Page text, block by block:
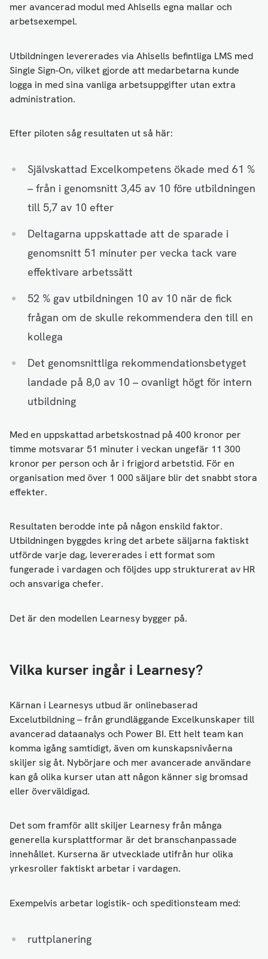
mer avancerad modul med Ahlsells egna mallar och
arbetsexempel.
Utbildningen levererades via Ahlsells befintliga LMS med
Single Sign-On, vilket gjorde att medarbetarna kunde
logga in med sina vanliga arbetsuppgifter utan extra
administration.
Efter piloten såg resultaten ut så här:
Självskattad Excelkompetens ökade med 61 %
– från i genomsnitt 3,45 av 10 före utbildningen
till 5,7 av 10 efter
Deltagarna uppskattade att de sparade i
genomsnitt 51 minuter per vecka tack vare
effektivare arbetssätt
52 % gav utbildningen 10 av 10 när de fick
frågan om de skulle rekommendera den till en
kollega
Det genomsnittliga rekommendationsbetyget
landade på 8,0 av 10 – ovanligt högt för intern
utbildning
Med en uppskattad arbetskostnad på 400 kronor per
timme motsvarar 51 minuter i veckan ungefär 11 300
kronor per person och år i frigjord arbetstid. För en
organisation med över 1 000 säljare blir det snabbt stora
effekter.
Resultaten berodde inte på någon enskild faktor.
Utbildningen byggdes kring det arbete säljarna faktiskt
utförde varje dag, levererades i ett format som
fungerade i vardagen och följdes upp strukturerat av HR
och ansvariga chefer.
Det är den modellen Learnesy bygger på.
Vilka kurser ingår i Learnesy?
Kärnan i Learnesys utbud är onlinebaserad
Excelutbildning – från grundläggande Excelkunskaper till
avancerad dataanalys och Power BI. Ett helt team kan
komma igång samtidigt, även om kunskapsnivåerna
skiljer sig åt. Nybörjare och mer avancerade användare
kan gå olika kurser utan att någon känner sig bromsad
eller överväldigad.
Det som framför allt skiljer Learnesy från många
generella kursplattformar är det branschanpassade
innehållet. Kurserna är utvecklade utifrån hur olika
yrkesroller faktiskt arbetar i vardagen.
Exempelvis arbetar logistik- och speditionsteam med:
ruttplanering